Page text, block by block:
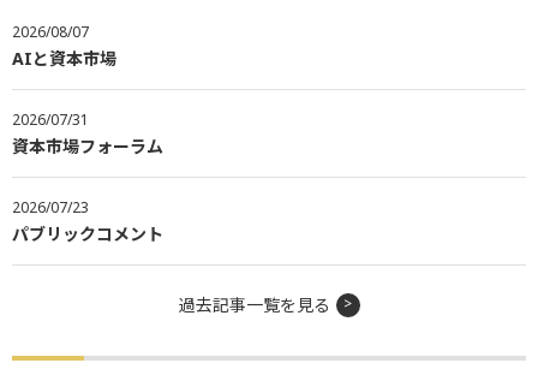
2026/08/07
AIと資本市場
2026/07/31
資本市場フォーラム
2026/07/23
パブリックコメント
過去記事一覧を見る